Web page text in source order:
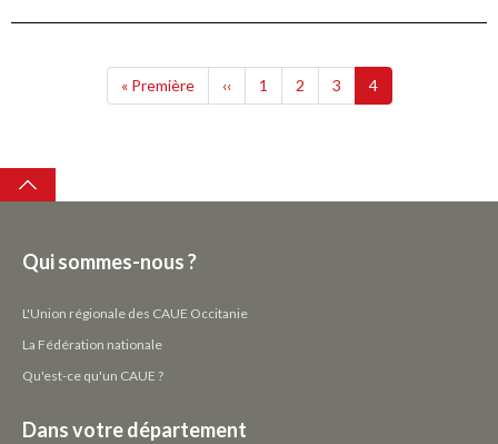
Première
page
« Première
Page
précédente
‹‹ Page
1 Page
2 Page
3
Page
courante
4
Top
Qui sommes-nous ?
L'Union régionale des CAUE Occitanie
La Fédération nationale
Qu'est-ce qu'un CAUE ?
Dans votre département